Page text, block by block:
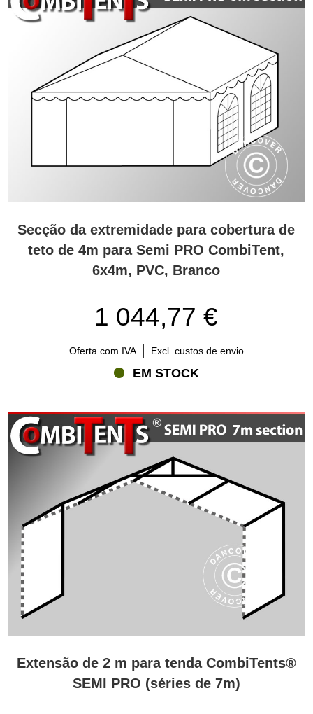
Secção da extremidade para cobertura de
teto de 4m para Semi PRO CombiTent,
6x4m, PVC, Branco
1 044,77 €
Oferta com IVA Excl. custos de envio
EM STOCK
Extensão de 2 m para tenda CombiTents®
SEMI PRO (séries de 7m)